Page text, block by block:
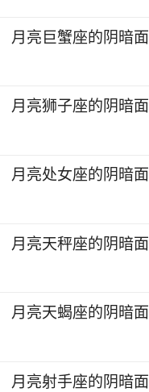
月亮巨蟹座的阴暗面
月亮狮子座的阴暗面
月亮处女座的阴暗面
月亮天秤座的阴暗面
月亮天蝎座的阴暗面
月亮射手座的阴暗面